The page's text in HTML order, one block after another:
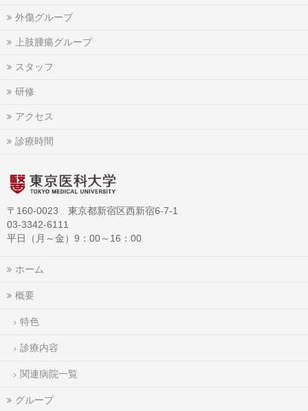
外傷グループ
上肢腫瘍グループ
スタッフ
研修
アクセス
診療時間
〒160-0023 東京都新宿区西新宿6-7-1
03-3342-6111
平日（月～金）9：00～16：00
ホーム
概要
特色
診療内容
関連病院一覧
グループ